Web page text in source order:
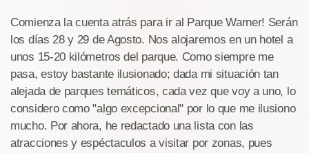
Comienza la cuenta atrás para ir al Parque Warner! Serán
los días 28 y 29 de Agosto. Nos alojaremos en un hotel a
unos 15-20 kilómetros del parque. Como siempre me
pasa, estoy bastante ilusionado; dada mi situación tan
alejada de parques temáticos, cada vez que voy a uno, lo
considero como "algo excepcional" por lo que me ilusiono
mucho. Por ahora, he redactado una lista con las
atracciones y espéctaculos a visitar por zonas, pues